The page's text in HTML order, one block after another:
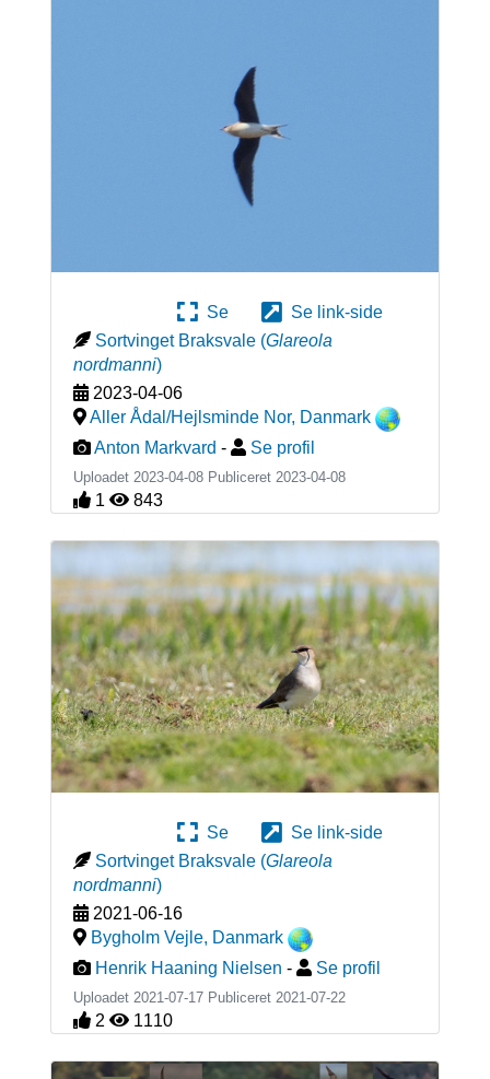
Se
Se link-side
Sortvinget Braksvale (Glareola
nordmanni)
2023-04-06
Aller Ådal/Hejlsminde Nor, Danmark
Anton Markvard - Se profil
Uploadet 2023-04-08 Publiceret 2023-04-08
1 843
Se
Se link-side
Sortvinget Braksvale (Glareola
nordmanni)
2021-06-16
Bygholm Vejle, Danmark
Henrik Haaning Nielsen - Se profil
Uploadet 2021-07-17 Publiceret 2021-07-22
2 1110